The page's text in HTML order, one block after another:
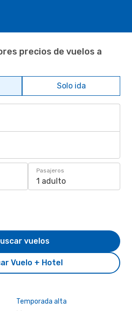
precios de vuelos a
Solo ida
Pasajeros
1 adulto
Vuelo + Hotel
vuelos
Temporada alta